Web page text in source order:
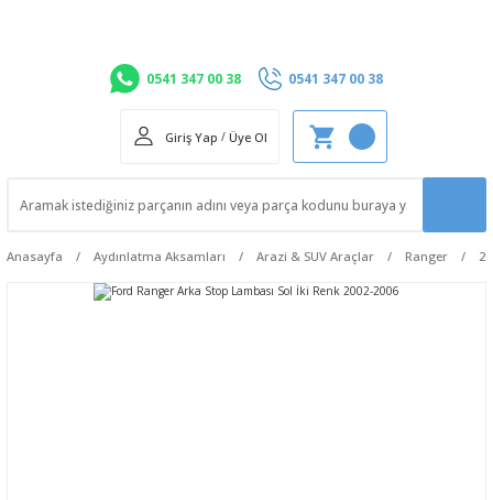
0541 347 00 38 0541 347 00 38
Giriş Yap / Üye Ol
Anasayfa Aydınlatma Aksamları Arazi & SUV Araçlar Ranger